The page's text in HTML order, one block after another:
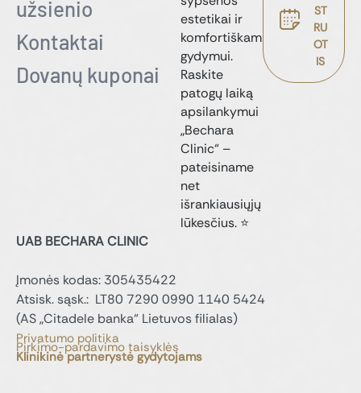
užsienio
Kontaktai
Dovanų kuponai
estetikai ir
komfortiškam
gydymui.
Raskite
patogų laiką
apsilankymui
„Bechara
Clinic“ –
pateisiname
net
išrankiausiųjų
lūkesčius. ⭐
ST
RU
OT
IS
UAB BECHARA CLINIC
Įmonės kodas: 305435422
Atsisk. sąsk.: LT80 7290 0990 1140 5424
(AS „Citadele banka“ Lietuvos filialas)
Privatumo politika
Pirkimo-pardavimo taisyklės
Klinikinė partnerystė gydytojams